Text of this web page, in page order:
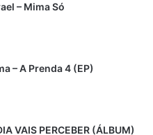
– Mima Só
– A Prenda 4 (EP)
VAIS PERCEBER (ÁLBUM)